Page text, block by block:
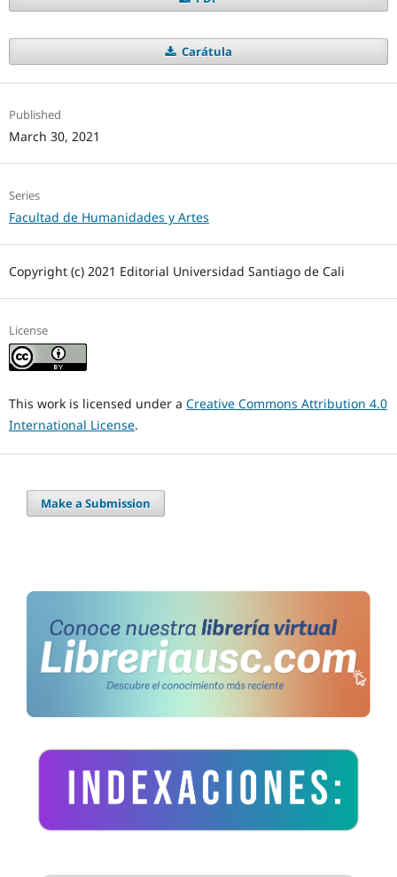
Carátula
Published
March 30, 2021
Series
Facultad de Humanidades y Artes
Copyright (c) 2021 Editorial Universidad Santiago de Cali
License
This work is licensed under a Creative Commons Attribution 4.0
International License.
Make a Submission